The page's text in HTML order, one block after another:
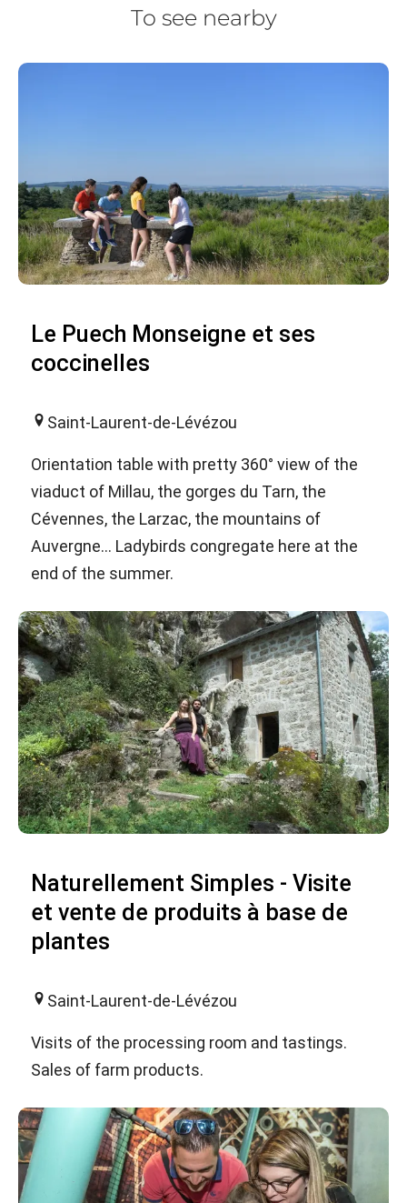
To see nearby
Le Puech Monseigne et ses
coccinelles
Saint-Laurent-de-Lévézou
Orientation table with pretty 360° view of the
viaduct of Millau, the gorges du Tarn, the
Cévennes, the Larzac, the mountains of
Auvergne... Ladybirds congregate here at the
end of the summer.
Naturellement Simples - Visite
et vente de produits à base de
plantes
Saint-Laurent-de-Lévézou
Visits of the processing room and tastings.
Sales of farm products.